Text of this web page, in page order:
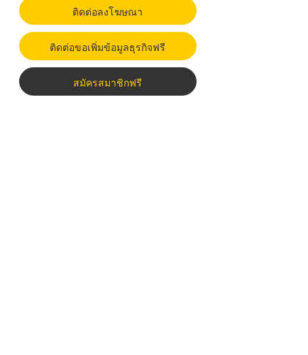
ติดต่อลงโฆษณา
ติดต่อขอเพิ่มข้อมูลธุรกิจฟรี
สมัครสมาชิกฟรี